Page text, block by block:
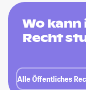
Wo
Recht
Alle Öffentliches